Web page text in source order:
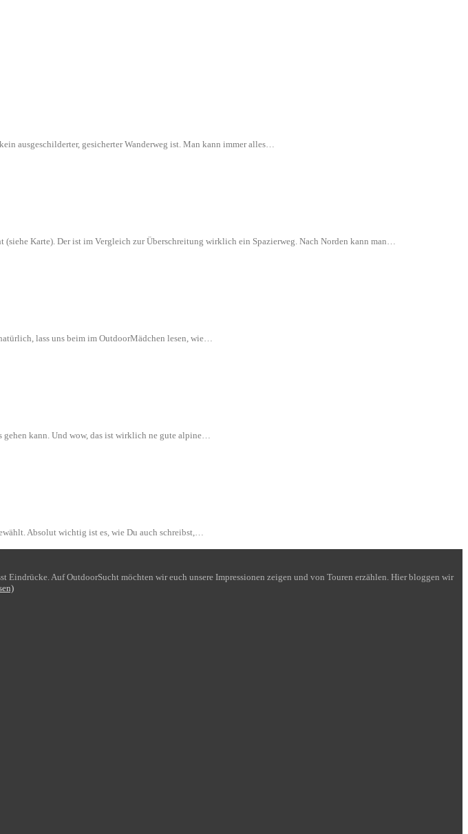
ausgeschilderter, gesicherter Wanderweg ist. Man kann immer alles…
Karte). Der ist im Vergleich zur Überschreitung wirklich ein Spazierweg. Nach Norden kann man…
lass uns beim im OutdoorMädchen lesen, wie…
gehen kann. Und wow, das ist wirklich ne gute alpine…
Absolut wichtig ist es, wie Du auch schreibst,…
Auf OutdoorSucht möchten wir euch unsere Impressionen zeigen und von Touren erzählen. Hier bloggen wir